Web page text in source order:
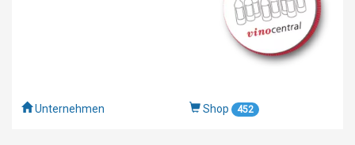
Unternehmen Shop 452